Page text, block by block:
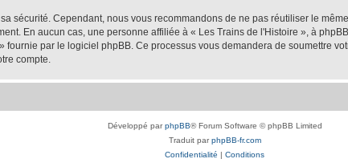
sécurité. Cependant, nous vous recommandons de ne pas réutiliser le
En aucun cas, une personne affiliée à « Les Trains de l'Histoire », à
par le logiciel phpBB. Ce processus vous demandera de soumettre
compte.
Développé parphpBB® Forum Software © phpBB Limited
Traduit parphpBB-fr.com
Confidentialité | Conditions